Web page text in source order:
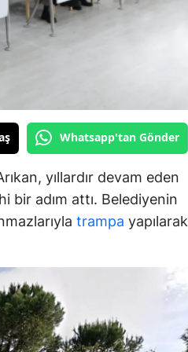
Whatsapp'tan Gönder
yıllardır devam eden
bir adım attı. Belediyenin
trampa yapılarak